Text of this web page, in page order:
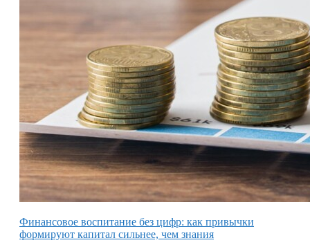
Финансовое воспитание без цифр: как привычки
формируют капитал сильнее, чем знания